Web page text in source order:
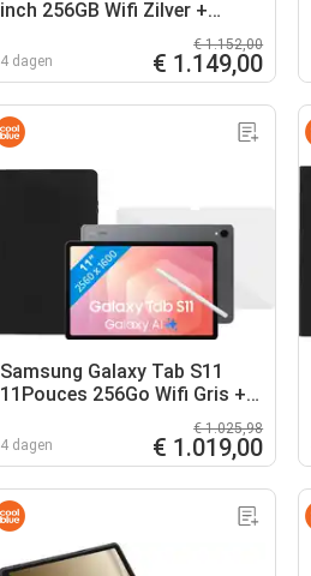
inch 256GB Wifi Zilver +
4 dagen
€ 1.152,00
€ 1.149,00
Samsung Galaxy Tab S11
11Pouces 256Go Wifi Gris +
4 dagen
€ 1.025,98
€ 1.019,00